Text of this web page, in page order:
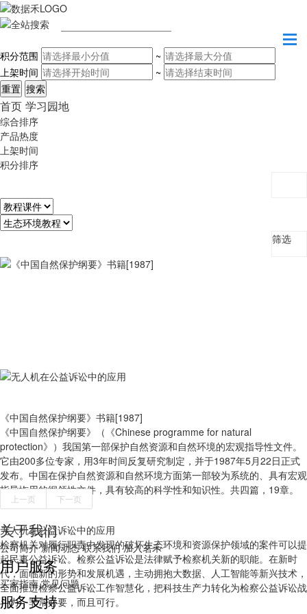
积分范围
~
上架时间
~
首页 学习园地
综合排序
产品热度
上架时间
积分排序
筛选
《中国自然保护纲要》书籍[1987]
《中国自然保护纲要》（《Chinese programme for natural
protection》）我国第一部保护自然资源和自然环境的宏观指导性文件。
它由200多位专家，用3年时间反复研究制定，并于1987年5月22日正式
发布。中国在保护自然资源和自然环境方面第一部较为系统的、具有宏观
指导怍用的纲领性文件，具有较高的科学性和知识性。共四篇，19章。
无人机在公益诉讼中的应用
检察机关对履行职责中发现的破坏生态环境和资源保护领域的案件可以提
起民事公益诉讼。检察公益诉讼是法律赋予检察机关新的职能。在新时
代，面临新的形势和发展机遇，主动拥抱大数据、人工智能等新兴技术，
全面推进检察公益诉讼工作智慧化，把科技生产力转化为检察公益诉讼战
斗力，非常必要，而且可行。
上一页 下一页
关于我们
公司简介 新闻动态 联系我们 加入茗禾
用户服务
买家指南 常见问题
服务支持